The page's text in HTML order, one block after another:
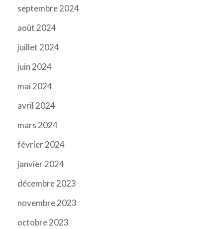
septembre 2024
août 2024
juillet 2024
juin 2024
mai 2024
avril 2024
mars 2024
février 2024
janvier 2024
décembre 2023
novembre 2023
octobre 2023